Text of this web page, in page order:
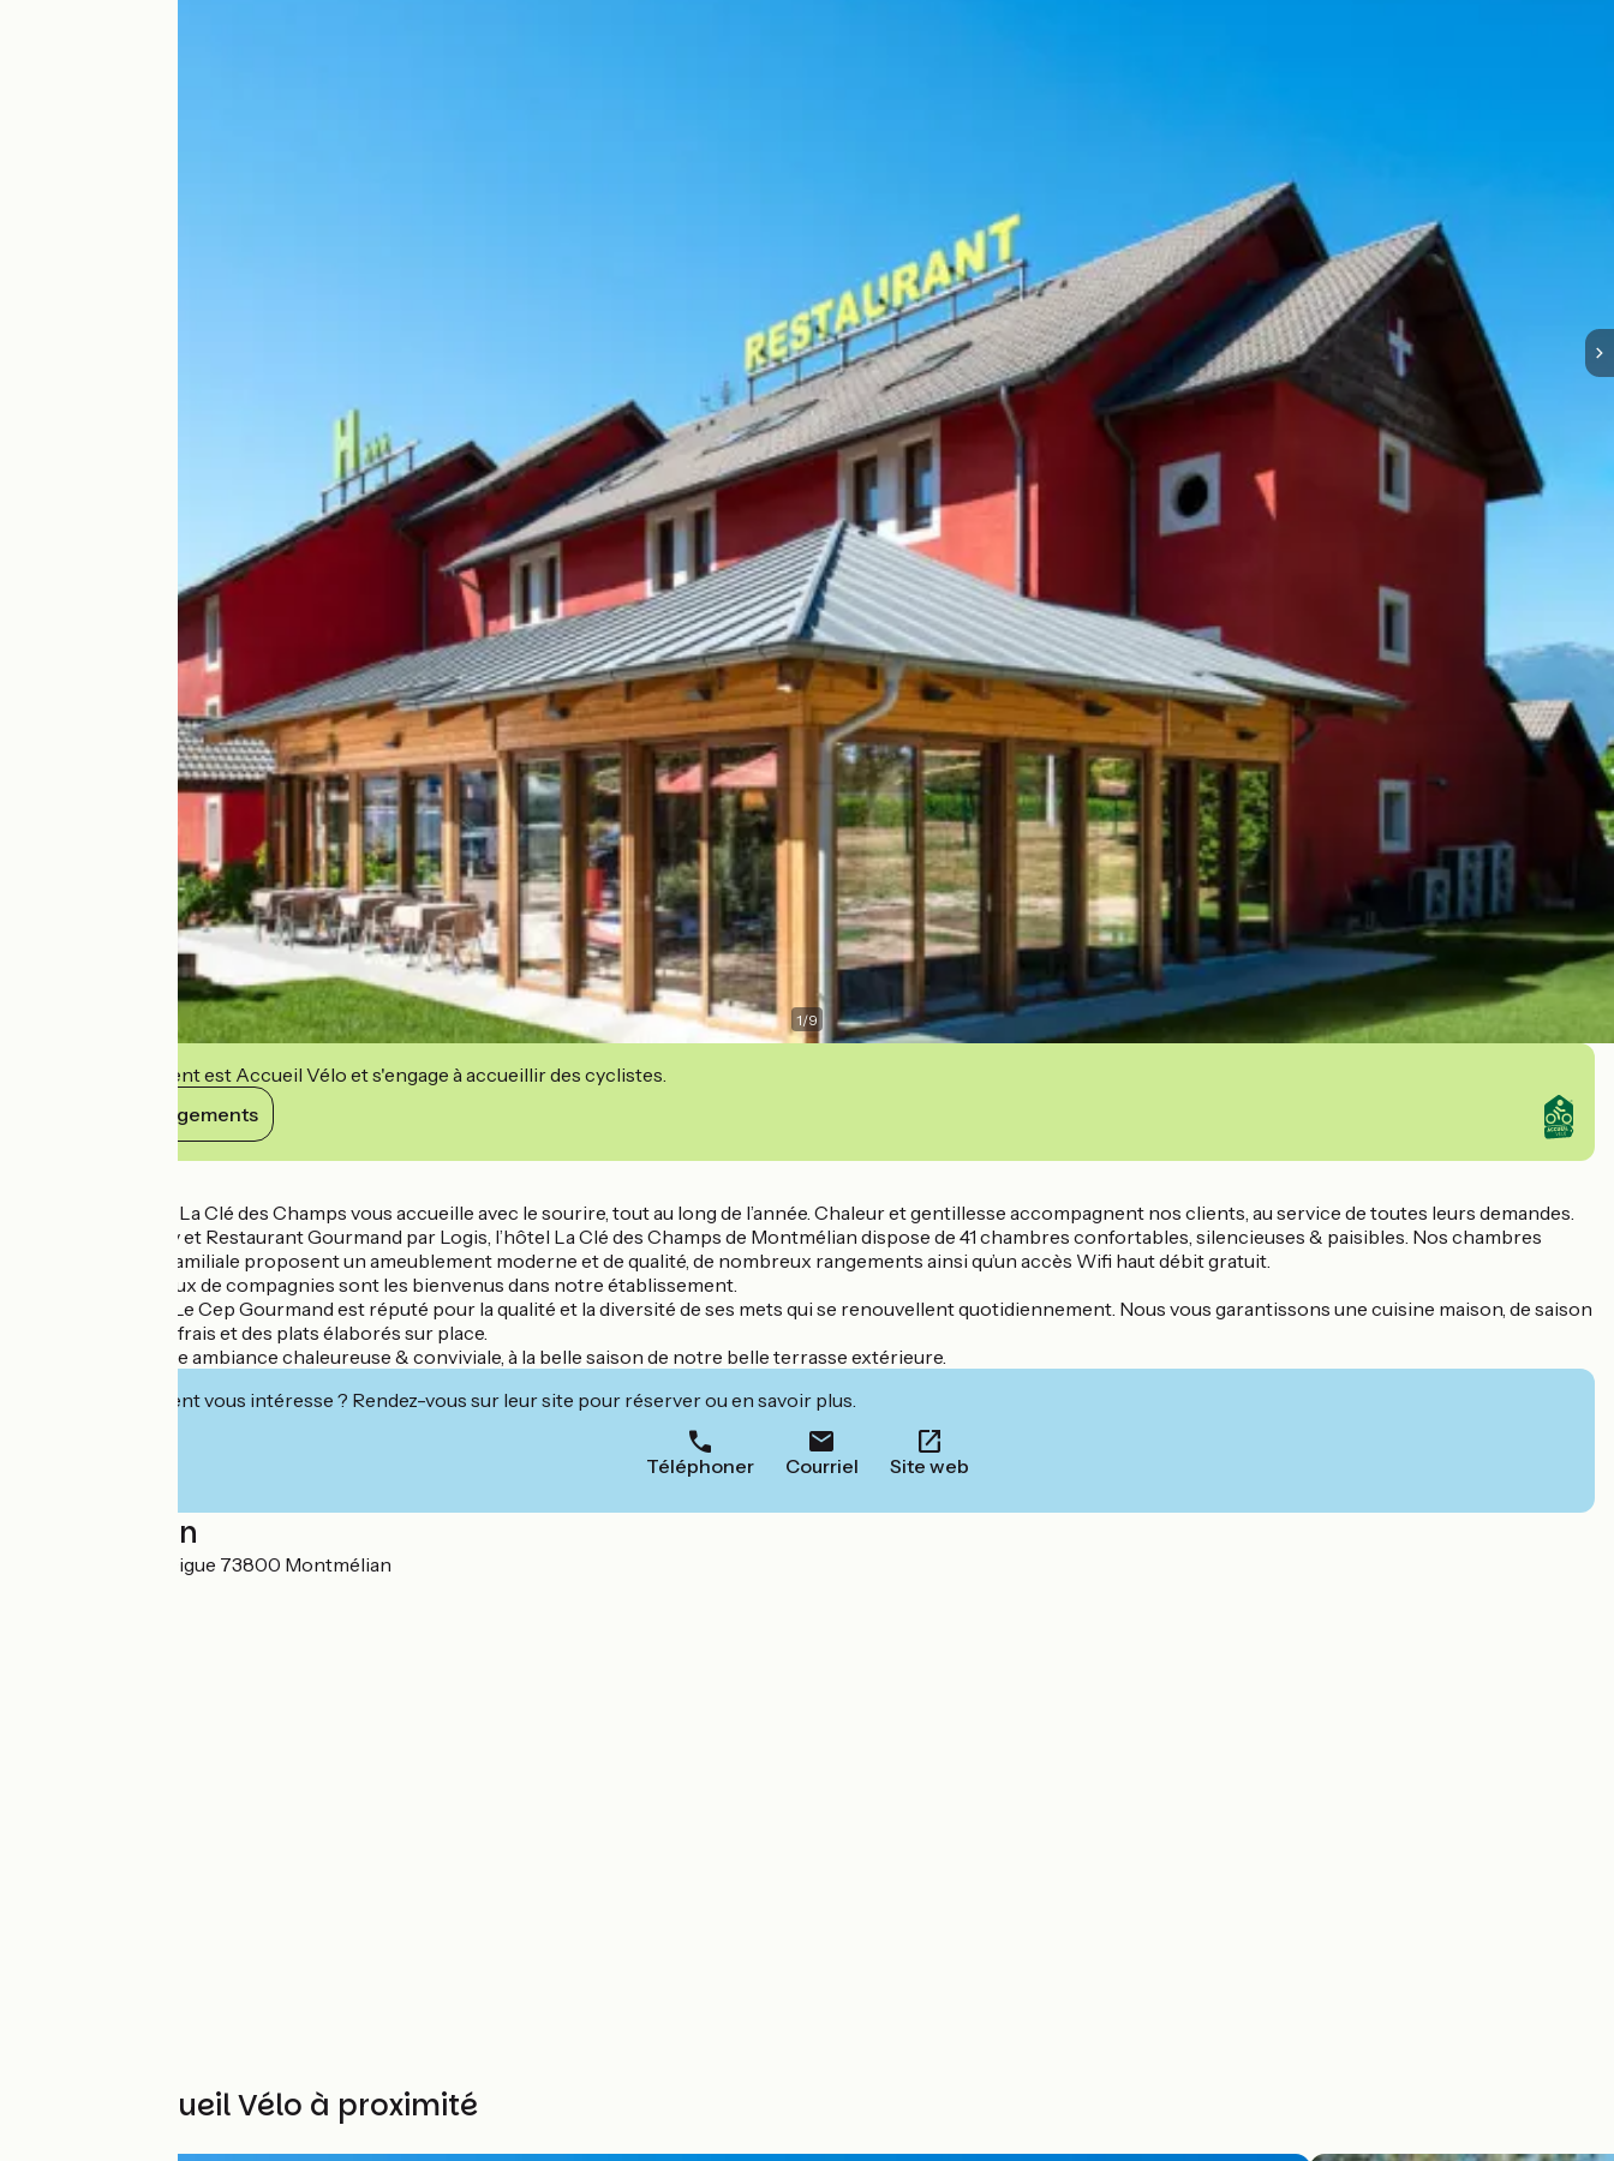
1/9
Cet établissement est Accueil Vélo et s'engage à accueillir des cyclistes.
Voir ses engagements
L’équipe de l’hôtel La Clé des Champs vous accueille avec le sourire, tout au long de l’année. Chaleur et gentillesse accompagnent nos clients, au service de toutes leurs demandes.
Classé Hôtel Cosy et Restaurant Gourmand par Logis, l’hôtel La Clé des Champs de Montmélian dispose de 41 chambres confortables, silencieuses & paisibles. Nos chambres
doubles, twin, ou familiale proposent un ameublement moderne et de qualité, de nombreux rangements ainsi qu’un accès Wifi haut débit gratuit.
De plus, les animaux de compagnies sont les bienvenus dans notre établissement.
Notre restaurant Le Cep Gourmand est réputé pour la qualité et la diversité de ses mets qui se renouvellent quotidiennement. Nous vous garantissons une cuisine maison, de saison
avec des produits frais et des plats élaborés sur place.
Vous profitez d’une ambiance chaleureuse & conviviale, à la belle saison de notre belle terrasse extérieure.
Cet établissement vous intéresse ? Rendez-vous sur leur site pour réserver ou en savoir plus.
Téléphoner Courriel Site web
Localisation
29 Chemin de la Digue 73800 Montmélian
Autres Accueil Vélo à proximité